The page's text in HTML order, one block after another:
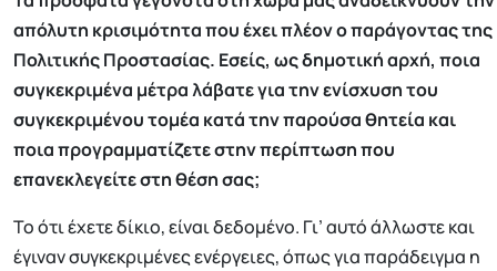
απόλυτη κρισιμότητα που έχει πλέον ο παράγοντας της
Πολιτικής Προστασίας. Εσείς, ως δημοτική αρχή, ποια
συγκεκριμένα μέτρα λάβατε για την ενίσχυση του
συγκεκριμένου τομέα κατά την παρούσα θητεία και
ποια προγραμματίζετε στην περίπτωση που
επανεκλεγείτε στη θέση σας;
Το ότι έχετε δίκιο, είναι δεδομένο. Γι’ αυτό άλλωστε και
έγιναν συγκεκριμένες ενέργειες, όπως για παράδειγμα η